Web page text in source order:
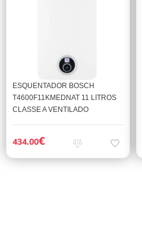
ESQUENTADOR BOSCH
T4600F11KMEDNAT 11 LITROS
CLASSE A VENTILADO
434.00€